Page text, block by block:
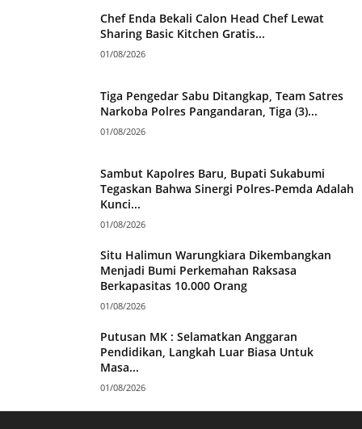
Chef Enda Bekali Calon Head Chef Lewat
Sharing Basic Kitchen Gratis...
01/08/2026
Tiga Pengedar Sabu Ditangkap, Team Satres
Narkoba Polres Pangandaran, Tiga (3)...
01/08/2026
Sambut Kapolres Baru, Bupati Sukabumi
Tegaskan Bahwa Sinergi Polres-Pemda Adalah
Kunci...
01/08/2026
Situ Halimun Warungkiara Dikembangkan
Menjadi Bumi Perkemahan Raksasa
Berkapasitas 10.000 Orang
01/08/2026
Putusan MK : Selamatkan Anggaran
Pendidikan, Langkah Luar Biasa Untuk
Masa...
01/08/2026